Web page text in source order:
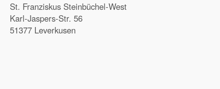
St. Franziskus Steinbüchel-West
Karl-Jaspers-Str. 56
51377 Leverkusen